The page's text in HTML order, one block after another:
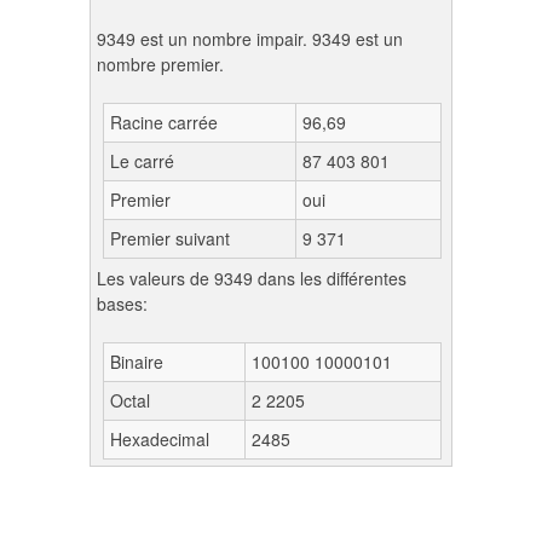
9349 est un nombre impair. 9349 est un
nombre premier.
Racine carrée
96,69
Le carré
87 403 801
Premier
oui
Premier suivant
9 371
Les valeurs de 9349 dans les différentes
bases:
Binaire
100100 10000101
Octal
2 2205
Hexadecimal
2485